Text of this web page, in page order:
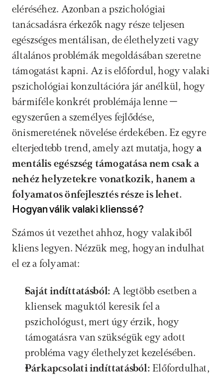
eléréséhez. Azonban a pszichológiai
tanácsadásra érkezők nagy része teljesen
egészséges mentálisan, de élethelyzeti vagy
általános problémák megoldásában szeretne
támogatást kapni. Az is előfordul, hogy valaki
pszichológiai konzultációra jár anélkül, hogy
bármiféle konkrét problémája lenne –
egyszerűen a személyes fejlődése,
önismeretének növelése érdekében. Ez egyre
elterjedtebb trend, amely azt mutatja, hogy a
mentális egészség támogatása nem csak a
nehéz helyzetekre vonatkozik, hanem a
folyamatos önfejlesztés része is lehet.
Hogyan válik valaki klienssé?
Számos út vezethet ahhoz, hogy valakiből
kliens legyen. Nézzük meg, hogyan indulhat
el ez a folyamat:
Saját indíttatásból: A legtöbb esetben a
kliensek maguktól keresik fel a
pszichológust, mert úgy érzik, hogy
támogatásra van szükségük egy adott
probléma vagy élethelyzet kezelésében.
Párkapcsolati indíttatásból: Előfordulhat,